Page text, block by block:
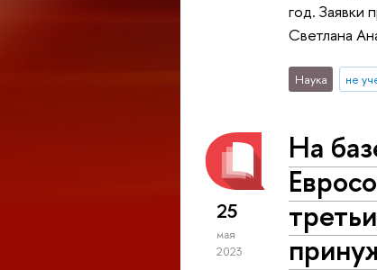
год. Заявки
Светлана
Наука не
25
мая
2023
На